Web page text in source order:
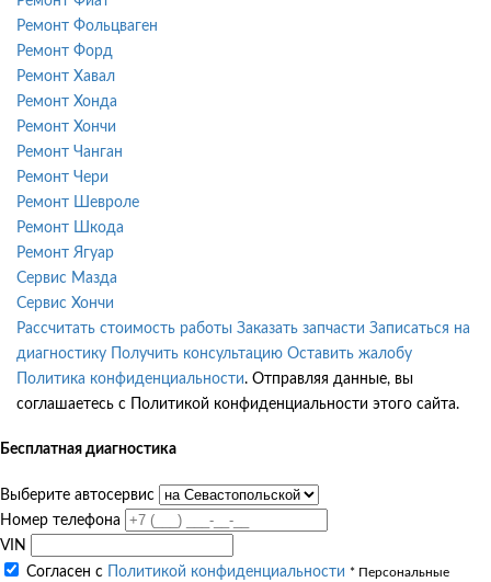
Ремонт Фольцваген
Ремонт Форд
Ремонт Хавал
Ремонт Хонда
Ремонт Хончи
Ремонт Чанган
Ремонт Чери
Ремонт Шевроле
Ремонт Шкода
Ремонт Ягуар
Сервис Мазда
Сервис Хончи
Рассчитать стоимость работы Заказать запчасти Записаться на
диагностику
Получить консультацию Оставить жалобу
Политика конфиденциальности. Отправляя данные, вы
соглашаетесь с Политикой конфиденциальности этого сайта.
Бесплатная диагностика
Выберите автосервис
Номер телефона
VIN
Согласен с
Политикой конфиденциальности * Персональные